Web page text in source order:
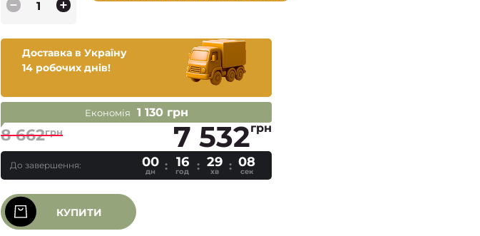
Доставка в Україну
14 робочих днів!
Економія 1 130 грн
8 662грн 7 532грн
До завершення: 00
дн
16
год
29
хв
07
сек
КУПИТИ